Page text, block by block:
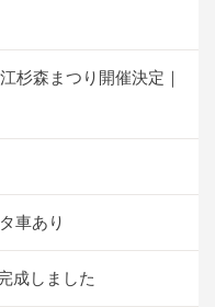
杉森まつり開催決定｜
車あり
成しました